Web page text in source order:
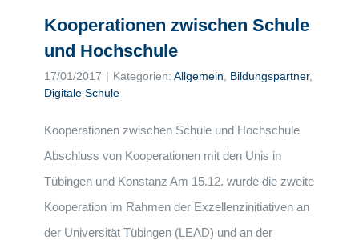
Kooperationen zwischen Schule
und Hochschule
17/01/2017 | Kategorien: Allgemein Bildungspartner,
Digitale Schule
Kooperationen zwischen Schule und Hochschule
Abschluss von Kooperationen mit den Unis in
Tübingen und Konstanz Am 15.12. wurde die zweite
Kooperation im Rahmen der Exzellenzinitiativen an
der Universität Tübingen (LEAD) und an der